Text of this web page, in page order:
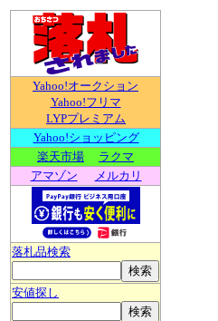
Yahoo!オークション
Yahoo!フリマ
LYPプレミアム
Yahoo!ショッピング
楽天市場
ラクマ
アマゾン
メルカリ
落札品検索
安値探し